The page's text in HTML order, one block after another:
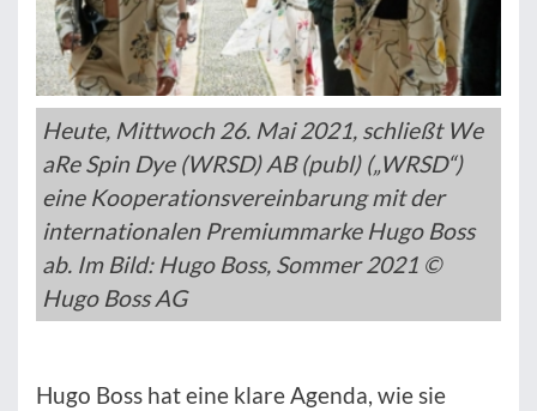
Heute, Mittwoch 26. Mai 2021, schließt We
aRe Spin Dye (WRSD) AB (publ) („WRSD“)
eine Kooperationsvereinbarung mit der
internationalen Premiummarke Hugo Boss
ab. Im Bild: Hugo Boss, Sommer 2021 ©
Hugo Boss AG
Hugo Boss hat eine klare Agenda, wie sie